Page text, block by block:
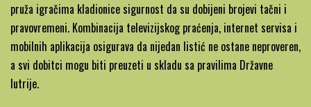
pruža igračima kladionice sigurnost da su dobijeni brojevi tačni i
pravovremeni. Kombinacija televizijskog praćenja, internet servisa i
mobilnih aplikacija osigurava da nijedan listić ne ostane neproveren,
a svi dobitci mogu biti preuzeti u skladu sa pravilima Državne
lutrije.